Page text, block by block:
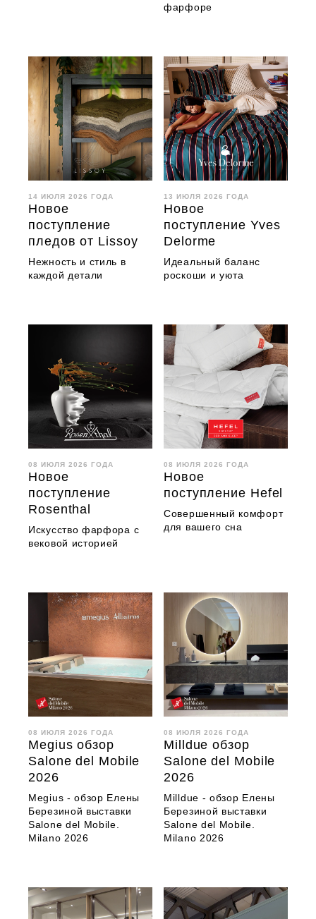
фарфоре
14 ИЮЛЯ 2026 ГОДА
Новое
поступление
пледов от Lissoy
Нежность и стиль в
каждой детали
13 ИЮЛЯ 2026 ГОДА
Новое
поступление Yves
Delorme
Идеальный баланс
роскоши и уюта
08 ИЮЛЯ 2026 ГОДА
Новое
поступление
Rosenthal
Искусство фарфора с
вековой историей
08 ИЮЛЯ 2026 ГОДА
Новое
поступление Hefel
Совершенный комфорт
для вашего сна
08 ИЮЛЯ 2026 ГОДА
Megius обзор
Salone del Mobile
2026
Megius - обзор Елены
Березиной выставки
Salone del Mobile.
Milano 2026
08 ИЮЛЯ 2026 ГОДА
Milldue обзор
Salone del Mobile
2026
Milldue - обзор Елены
Березиной выставки
Salone del Mobile.
Milano 2026